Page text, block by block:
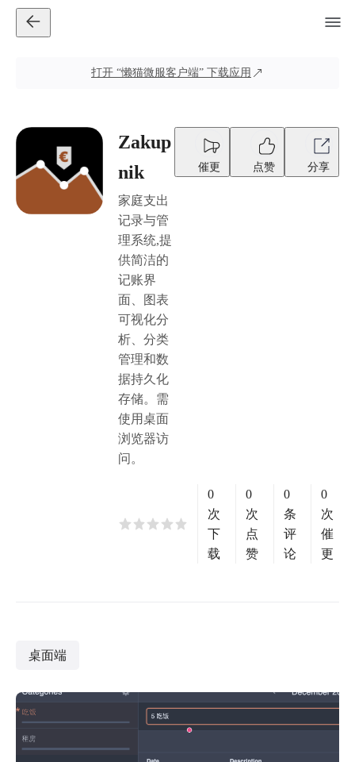
打开 “懒猫微服客户端” 下载应用
Zakup
nik
家庭支出
记录与管
理系统,提
供简洁的
记账界
面、图表
可视化分
析、分类
管理和数
据持久化
存储。需
使用桌面
浏览器访
问。
催更 点赞 分享
0
次
下
载
0
次
点
赞
0
条
评
论
0
次
催
更
桌面端